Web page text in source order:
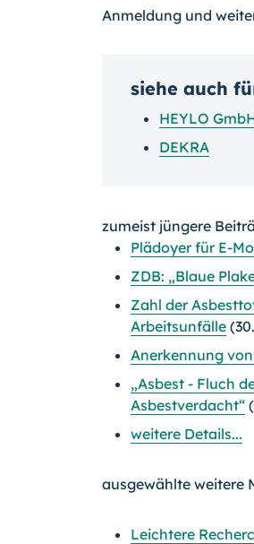
Anmeldung und
siehe auch
HEYLO
DEKRA
zumeist jüngere
Plädoyer für E-
ZDB: „Blaue
Zahl der
Arbeitsunfälle
Anerkennung
„Asbest - Fluch
Asbestverdacht“
weitere Details...
ausgewählte weitere
Leichtere